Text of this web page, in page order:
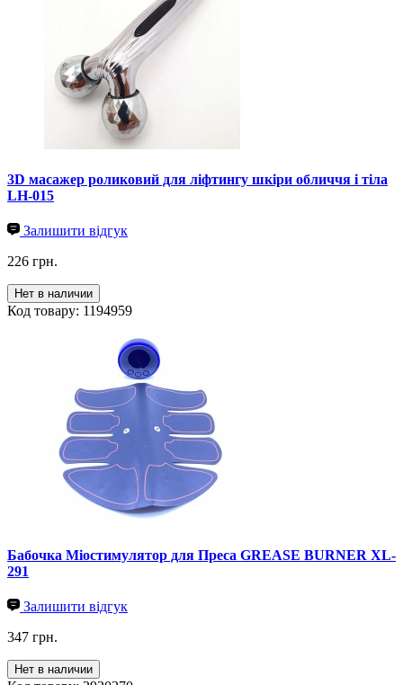
3D масажер роликовий для ліфтингу шкіри обличчя і тіла
LH-015
Залишити відгук
226 грн.
Нет в наличии
Код товару: 1194959
Бабочка Міостимулятор для Преса GREASE BURNER XL-
291
Залишити відгук
347 грн.
Нет в наличии